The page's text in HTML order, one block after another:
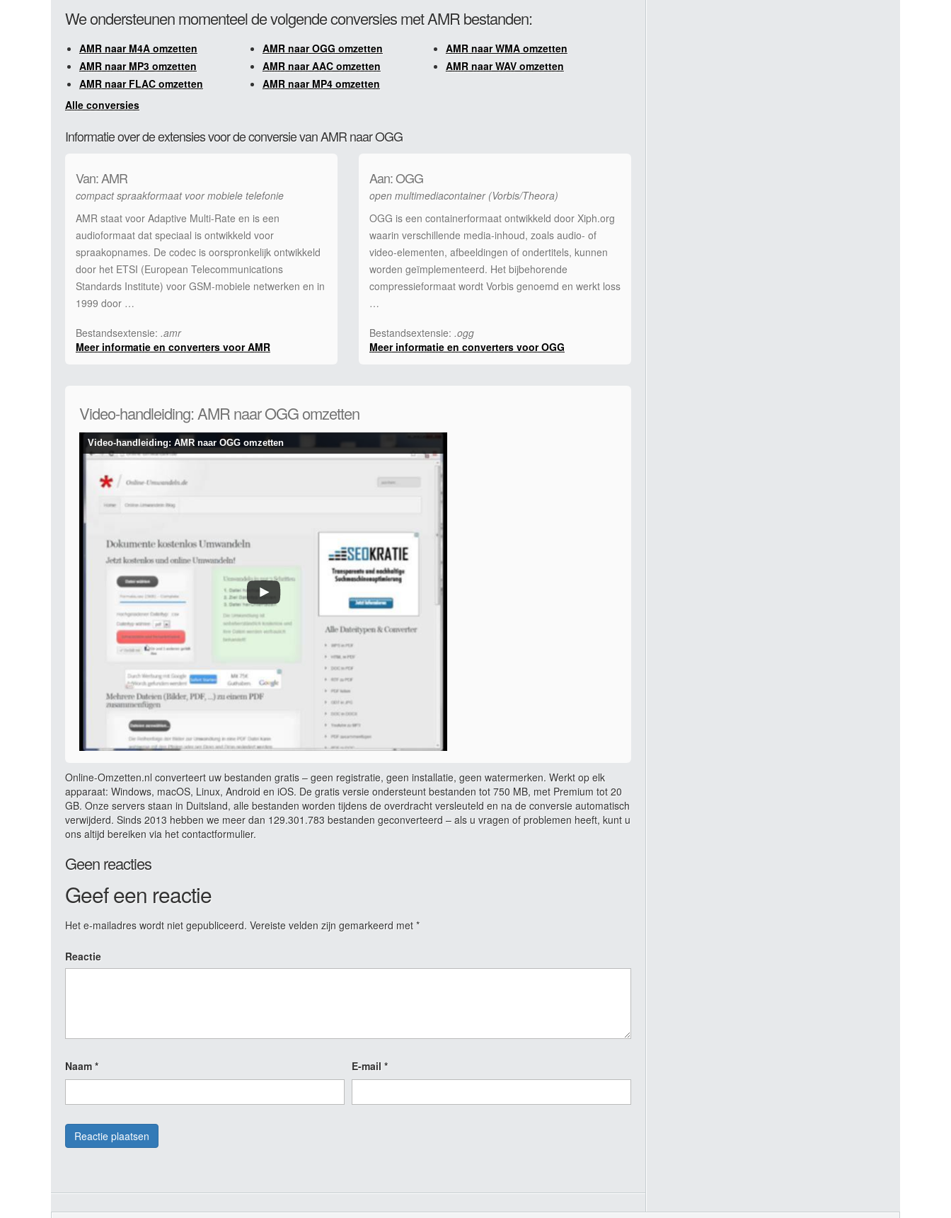
We ondersteunen momenteel de volgende conversies met AMR bestanden:
AMR naar M4A omzetten AMR naar OGG omzetten
AMR naar WMA omzetten
AMR naar MP3 omzetten
AMR naar AAC omzetten
AMR naar WAV omzetten
AMR naar FLAC omzetten
AMR naar MP4 omzetten
Alle conversies
Informatie over de extensies voor de conversie van AMR naar OGG
Van: AMR
compact spraakformaat voor mobiele telefonie
AMR staat voor Adaptive Multi-Rate en is een
audioformaat dat speciaal is ontwikkeld voor
spraakopnames. De codec is oorspronkelijk ontwikkeld
door het ETSI (European Telecommunications
Standards Institute) voor GSM-mobiele netwerken en in
1999 door …
Bestandsextensie: .amr
Meer informatie en converters voor AMR
Aan: OGG
open multimediacontainer (Vorbis/Theora)
OGG is een containerformaat ontwikkeld door Xiph.org
waarin verschillende media-inhoud, zoals audio- of
video-elementen, afbeeldingen of ondertitels, kunnen
worden geïmplementeerd. Het bijbehorende
compressieformaat wordt Vorbis genoemd en werkt loss
…
Bestandsextensie: .ogg
Meer informatie en converters voor OGG
Video-handleiding: AMR naar OGG omzetten
Video-handleiding: AMR naar OGG omzetten
Online-Omzetten.nl converteert uw bestanden gratis – geen registratie, geen installatie, geen watermerken. Werkt op elk
apparaat: Windows, macOS, Linux, Android en iOS. De gratis versie ondersteunt bestanden tot 750 MB, met Premium tot 20
GB. Onze servers staan in Duitsland, alle bestanden worden tijdens de overdracht versleuteld en na de conversie automatisch
verwijderd. Sinds 2013 hebben we meer dan 129.301.783 bestanden geconverteerd – als u vragen of problemen heeft, kunt u
ons altijd bereiken via het contactformulier.
Geen reacties
Geef een reactie
Het e-mailadres wordt niet gepubliceerd. Vereiste velden zijn gemarkeerd met *
Reactie
Naam * E-mail *